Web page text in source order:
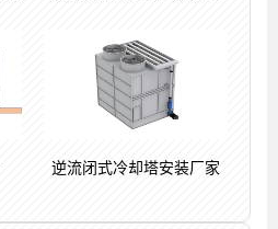
逆流闭式冷却塔安装厂家